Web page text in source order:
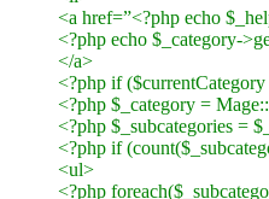
<a href=”<?php echo
<?php echo $_category-
</a>
<?php if
<?php $_category =
<?php $_subcategories =
<?php if
<ul>
<?php